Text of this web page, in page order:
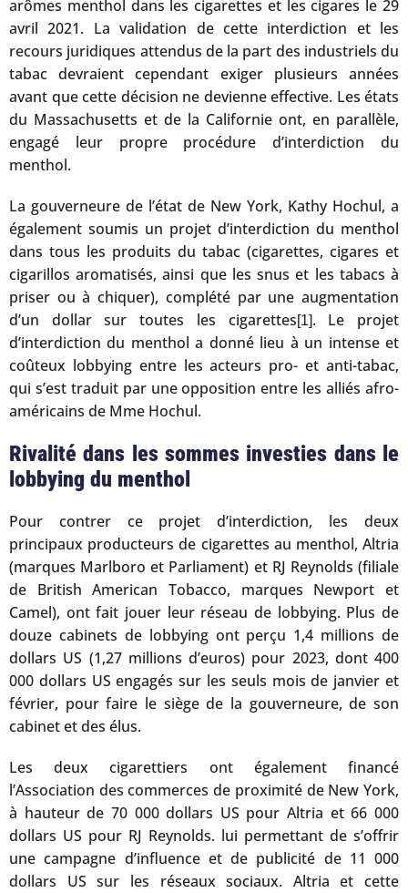
arômes menthol dans les cigarettes et les cigares le 29
avril 2021. La validation de cette interdiction et les
recours juridiques attendus de la part des industriels du
tabac devraient cependant exiger plusieurs années
avant que cette décision ne devienne effective. Les états
du Massachusetts et de la Californie ont, en parallèle,
engagé leur propre procédure d’interdiction du
menthol.
La gouverneure de l’état de New York, Kathy Hochul, a
également soumis un projet d’interdiction du menthol
dans tous les produits du tabac (cigarettes, cigares et
cigarillos aromatisés, ainsi que les snus et les tabacs à
priser ou à chiquer), complété par une augmentation
d’un dollar sur toutes les cigarettes[1]. Le projet
d’interdiction du menthol a donné lieu à un intense et
coûteux lobbying entre les acteurs pro- et anti-tabac,
qui s’est traduit par une opposition entre les alliés afro-
américains de Mme Hochul.
Rivalité dans les sommes investies dans le
lobbying du menthol
Pour contrer ce projet d’interdiction, les deux
principaux producteurs de cigarettes au menthol, Altria
(marques Marlboro et Parliament) et RJ Reynolds (filiale
de British American Tobacco, marques Newport et
Camel), ont fait jouer leur réseau de lobbying. Plus de
douze cabinets de lobbying ont perçu 1,4 millions de
dollars US (1,27 millions d’euros) pour 2023, dont 400
000 dollars US engagés sur les seuls mois de janvier et
février, pour faire le siège de la gouverneure, de son
cabinet et des élus.
Les deux cigarettiers ont également financé
l’Association des commerces de proximité de New York,
à hauteur de 70 000 dollars US pour Altria et 66 000
dollars US pour RJ Reynolds. lui permettant de s’offrir
une campagne d’influence et de publicité de 11 000
dollars US sur les réseaux sociaux. Altria et cette